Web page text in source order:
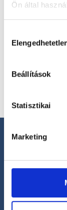
Ön által
szabályzat:
kiválasztása
Beállítások
Statisztikai
Marketing